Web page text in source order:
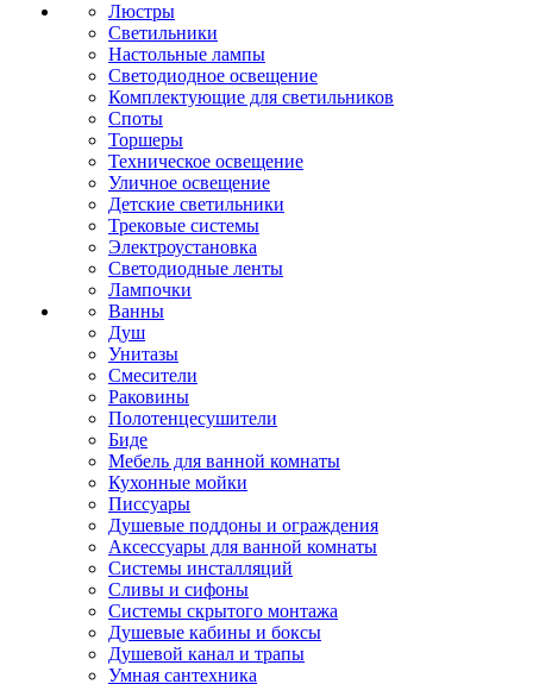
Люстры
Светильники
Настольные лампы
Светодиодное освещение
Комплектующие для светильников
Споты
Торшеры
Техническое освещение
Уличное освещение
Детские светильники
Трековые системы
Электроустановка
Светодиодные ленты
Лампочки
Ванны
Душ
Унитазы
Смесители
Раковины
Полотенцесушители
Биде
Мебель для ванной комнаты
Кухонные мойки
Писсуары
Душевые поддоны и ограждения
Аксессуары для ванной комнаты
Системы инсталляций
Сливы и сифоны
Системы скрытого монтажа
Душевые кабины и боксы
Душевой канал и трапы
Умная сантехника